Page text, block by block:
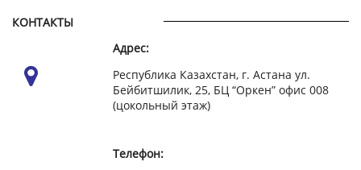
КОНТАКТЫ
Адрес:
Республика Казахстан, г. Астана ул.
Бейбитшилик, 25, БЦ “Оркен” офис 008
(цокольный этаж)
Телефон: